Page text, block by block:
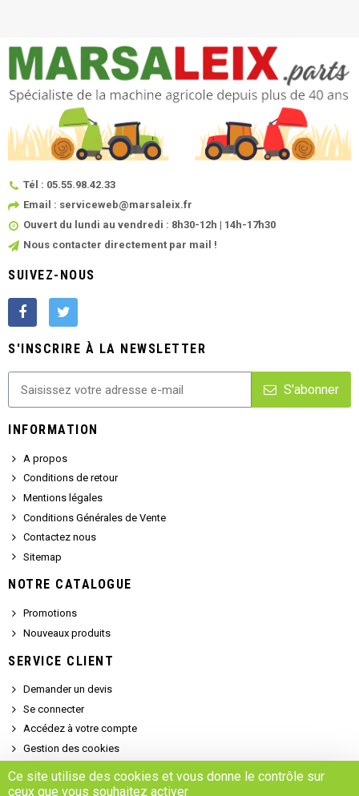
Tél : 05.55.98.42.33
Email : serviceweb@marsaleix.fr
Ouvert du lundi au vendredi : 8h30-12h | 14h-17h30
Nous contacter directement par mail !
SUIVEZ-NOUS
S'INSCRIRE À LA NEWSLETTER
S'abonner
INFORMATION
A propos
Conditions de retour
Mentions légales
Conditions Générales de Vente
Contactez nous
Sitemap
NOTRE CATALOGUE
Promotions
Nouveaux produits
SERVICE CLIENT
Demander un devis
Se connecter
Accédez à votre compte
Gestion des cookies
Ce site utilise des cookies et vous donne le contrôle sur
ceux que vous souhaitez activer